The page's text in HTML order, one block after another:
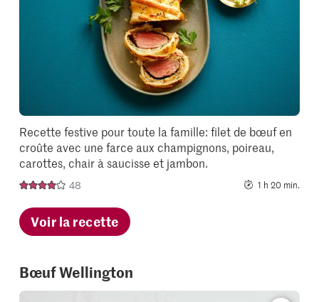
Recette festive pour toute la famille: filet de bœuf en
croûte avec une farce aux champignons, poireau,
carottes, chair à saucisse et jambon.
48 1 h 20 min.
Voir la recette
Bœuf Wellington